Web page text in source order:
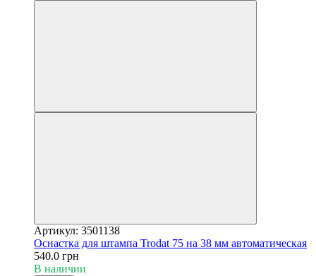
Артикул: 3501138
Оснастка для штампа Trodat 75 на 38 мм автоматическая
540.0 грн
В наличии